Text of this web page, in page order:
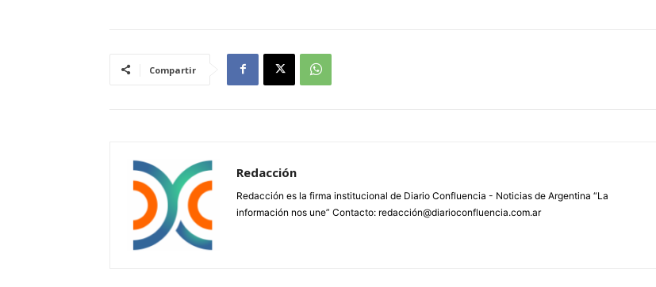
Compartir
Redacción
Redacción es la firma institucional de Diario Confluencia - Noticias de Argentina “La
información nos une” Contacto: redacción@diarioconfluencia.com.ar